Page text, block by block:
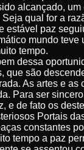
alcançado,
qual for a
estável paz
mundo teve
tempo.
dessa
que são
As artes e as
Para ser
e de fato os
Portais
constantes
tempo a paz